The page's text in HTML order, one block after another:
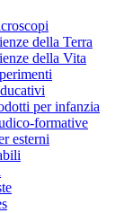
della Terra
della Vita
per infanzia
formative
esterni